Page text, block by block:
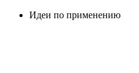
Идеи по применению